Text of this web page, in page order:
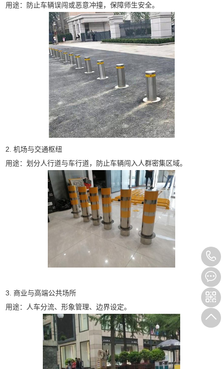
用途：防止车辆误闯或恶意冲撞，保障师生安全。
2. 机场与交通枢纽
用途：划分人行道与车行道，防止车辆闯入人群密集区域。
3. 商业与高端公共场所
用途：人车分流、形象管理、边界设定。